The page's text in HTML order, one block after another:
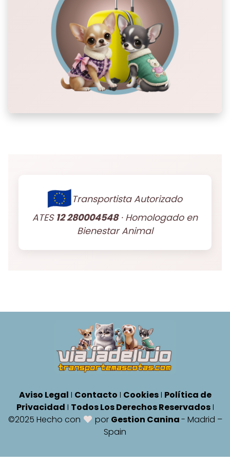
Transportista Autorizado
ATES 12 280004548· Homologado en
Bienestar Animal
Aviso Legal I Contacto I CookiesI Política de
Privacidad I Todos Los Derechos ReservadosI
©2025 Hecho con
por Gestion Canina- Madrid –
Spain